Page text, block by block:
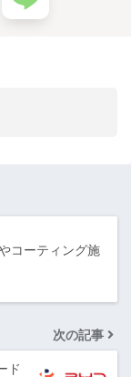
コーティング施
次の記事
ド